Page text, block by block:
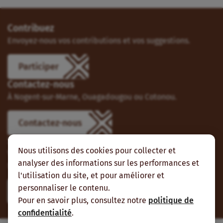
Nous utilisons des cookies pour collecter et
analyser des informations sur les performances et
l'utilisation du site, et pour améliorer et
personnaliser le contenu.
Pour en savoir plus, consultez notre politique de
confidentialité.
Contribuez
Envoyez-nous vos contributions et vos suggestions.
Participer
Contactez-nous
À Nogent-sur-Marne, Ouagadougou ou Cotonou.
Contactez-nous
Suivez-nous
Vous pouvez aussi vous abonner à nos flux RSS et nous
suivre sur les réseaux sociaux.